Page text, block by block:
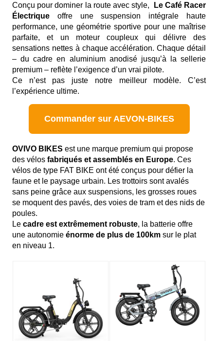
Conçu pour dominer la route avec style,
Le Café Racer
Électrique offre une suspension intégrale haute
performance, une géométrie sportive pour une maîtrise
parfaite, et un moteur coupleux qui délivre des
sensations nettes à chaque accélération. Chaque détail
– du cadre en aluminium anodisé jusqu’à la sellerie
premium – reflète l’exigence d’un vrai pilote.
Ce n’est pas juste notre meilleur modèle. C’est
l’expérience ultime.
Commander sur AEVON-BIKES
OVIVO BIKES est une marque premium qui propose
des vélos fabriqués et assemblés en Europe. Ces
vélos de type FAT BIKE ont été conçus pour défier la
faune et le paysage urbain. Les trottoirs sont avalés
sans peine grâce aux suspensions, les grosses roues
se moquent des pavés, des voies de tram et des nids de
poules.
Le cadre est extrêmement robuste, la batterie offre
une autonomie énorme de plus de 100km sur le plat
en niveau 1.